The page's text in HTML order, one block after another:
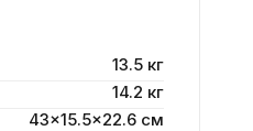
13.5 кг
14.2 кг
43x15.5x22.6 cм